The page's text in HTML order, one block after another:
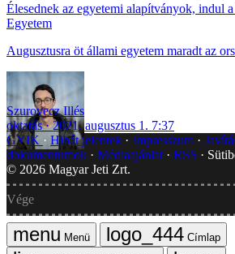
Élesednek az egyetemi alapítványok, indul
Egyetem
Augusztusra öt állami egyetem maradt az
Szurovecz Illés
oktatás
2021. augusztus 1. 7:37
GYIK
Hibát jelentek Impresszum
dokumentumok
Médiaajánlat RSS
© 2026 Magyar Jeti Zrt.
Vége
Menü
Címlap